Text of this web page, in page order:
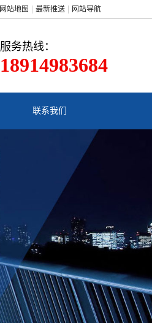
网站地图 最新推送 网站导航
服务热线：
18914983684
联系我们